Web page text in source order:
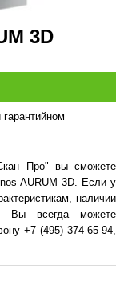
3D
Про" вы сможете
AURUM 3D. Если у
наличии
Вы всегда можете
+7 (495) 374-65-94,